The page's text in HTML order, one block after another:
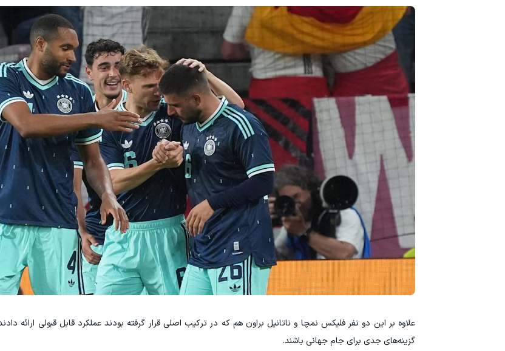
‫علاوه بر این دو نفر فلیکس نمچا و ناتانیل براون هم که در ترکیب اصلی قرار گرفته بودند عملکرد قابل قبولی ارائه
گزینه‌های جدی برای جام جهانی باشند.